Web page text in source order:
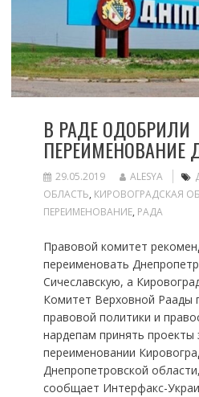
В РАДЕ ОДОБРИЛИ
ПЕРЕИМЕНОВАНИЕ
29.05.2019 ALESYA
ОБЛАСТЬ, КИРОВОГРАДСКАЯ
ПЕРЕИМЕНОВАНИЕ, РАДА
Правовой комитет
переименовать
Сичеславскую, а
Комитет Верховной Раады
правовой политики и
нардепам принять проекты
переименовании
Днепропетровской области,
сообщает Интерфакс-